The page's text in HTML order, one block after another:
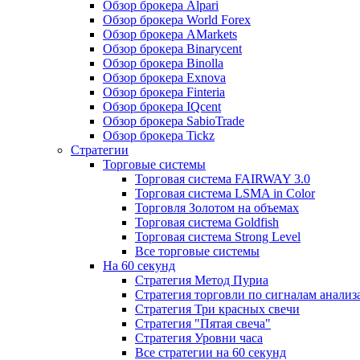
Обзор брокера Alpari
Обзор брокера World Forex
Обзор брокера AMarkets
Обзор брокера Binarycent
Обзор брокера Binolla
Обзор брокера Exnova
Обзор брокера Finteria
Обзор брокера IQcent
Обзор брокера SabioTrade
Обзор брокера Tickz
Стратегии
Торговые системы
Торговая система FAIRWAY 3.0
Торговая система LSMA in Color
Торговля Золотом на объемах
Торговая система Goldfish
Торговая система Strong Level
Все торговые системы
На 60 секунд
Стратегия Метод Пуриа
Стратегия торговли по сигналам
Стратегия Три красных свечи
Стратегия "Пятая свеча"
Стратегия Уровни часа
Все стратегии на 60 секунд